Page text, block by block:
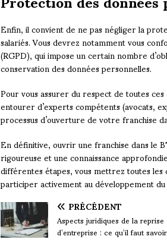
Enfin, il convient de ne pas négliger la
salariés. Vous devrez notamment vous
(RGPD), qui impose un certain nombre
conservation des données personnelles.
Pour vous assurer du respect de toutes
entourer d’experts compétents (avocats,
processus d’ouverture de votre franchise
En définitive, ouvrir une franchise dans le
rigoureuse et une connaissance
différentes étapes, vous mettrez toutes
participer activement au développement
PRÉCÉDENT
Aspects juridiques de la reprise
d’entreprise : ce qu’il faut savoir